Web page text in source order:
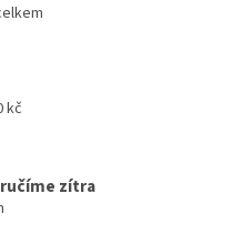
kč
zítra